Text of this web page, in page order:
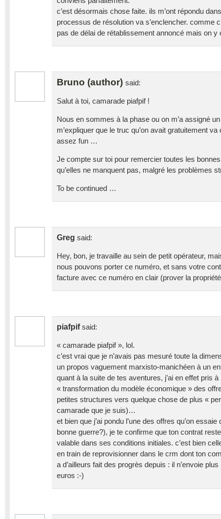
c’est désormais chose faite. ils m’ont répondu
processus de résolution va s’enclencher. comme
pas de délai de rétablissement annoncé mais on y
Bruno (author) said:
Salut à toi, camarade piafpif !
Nous en sommes à la phase ou on m’a assigné
m’expliquer que le truc qu’on avait gratuitement va
assez fun …
Je compte sur toi pour remercier toutes les
qu’elles ne manquent pas, malgré les problèmes
To be continued …
Greg said:
Hey, bon, je travaille au sein de petit opérateur,
nous pouvons porter ce numéro, et sans votre
facture avec ce numéro en clair (prover la
piafpifsaid:
« camarade piafpif », lol.
c’est vrai que je n’avais pas mesuré toute la
un propos vaguement marxisto-manichéen à un
quant à la suite de tes aventures, j’ai en effet pris
« transformation du modèle économique » des
petites structures vers quelque chose de plus «
camarade que je suis)…
et bien que j’ai pondu l’une des offres qu’on
bonne guerre?), je te confirme que ton contrat
valable dans ses conditions initiales. c’est bien
en train de reprovisionner dans le crm dont ton
a d’ailleurs fait des progrès depuis : il n’envoie
euros :-)